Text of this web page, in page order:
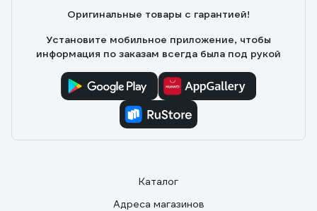
Оригинальные товары с гарантией!
Установите мобильное приложение, чтобы
информация по заказам всегда была под рукой
Каталог
Адреса магазинов